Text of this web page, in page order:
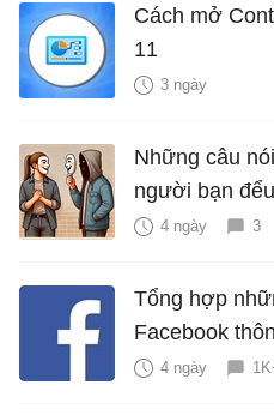
Cách mở
11
3 ngày
Những câu
người bạn
4 ngày 3
Tổng hợp
Facebook
4 ngày